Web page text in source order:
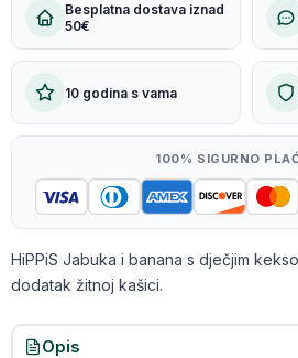
Besplatna dostava iznad
50€
10 godina s vama
100% SIGURNO
HiPPiS Jabuka i banana s dječjim
dodatak žitnoj kašici.
Opis